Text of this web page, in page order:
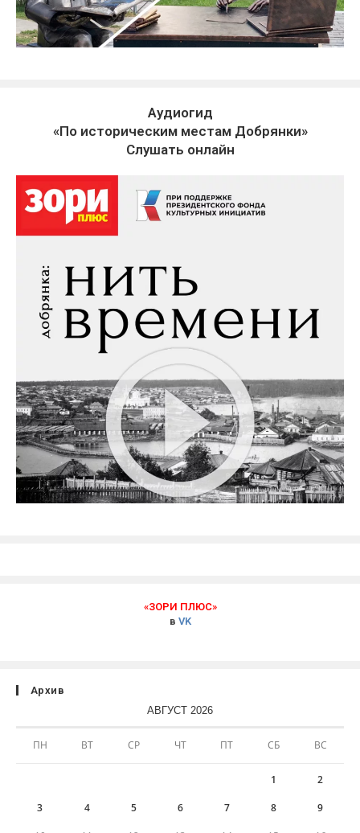
Аудиогид
«По историческим местам Добрянки»
Слушать онлайн
«ЗОРИ ПЛЮС»
в VK
Архив
АВГУСТ 2026
ПН ВТ СР ЧТ ПТ СБ ВС
1 2
3 4 5 6 7 8 9